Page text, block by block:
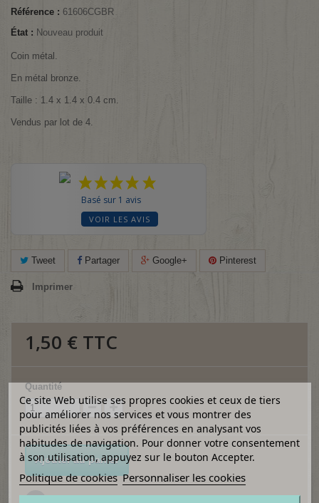
Référence : 61606CGBR
État : Nouveau produit
Coin métal.
En métal bronze.
Taille : 1.4 x 1.4 x 0.4 cm.
Vendus par lot de 4.
Basé sur 1 avis
VOIR LES AVIS
Tweet Partager Google+ Pinterest
Imprimer
1,50 € TTC
Quantité
Ajouter au panier
Ce site Web utilise ses propres cookies et ceux de tiers
pour améliorer nos services et vous montrer des
publicités liées à vos préférences en analysant vos
habitudes de navigation. Pour donner votre consentement
à son utilisation, appuyez sur le bouton Accepter.
Politique de cookies Personnaliser les cookies